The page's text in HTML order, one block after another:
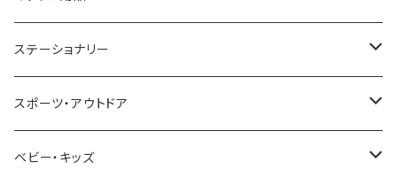
TIMEX
NIXON
AVALANCHE
MICHAEL KORS
DIESEL
ALV
PAUL HEWITT
22designstudio
BOTTEGA VENETA
DUNHILL
NEWYORKER
OROBIANCO
RODANIA
BEAMZSQUARE
BLAZER CLUB
SEIKO
CITIZEN
BRAUN
I'mD
Helios
VALENTINO VISCANI
ステーショナリー
LAMY
WATERMAN
スポーツ・アウトドア
Trangia
ベビー・キッズ